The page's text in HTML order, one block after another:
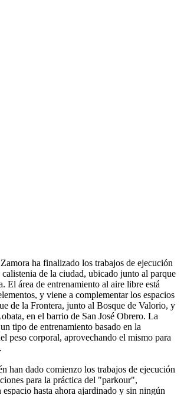
ha finalizado los trabajos de ejecución
de la ciudad, ubicado junto al parque
El área de entrenamiento al aire libre está
y viene a complementar los espacios
de la Frontera, junto al Bosque de Valorio, y
en el barrio de San José Obrero. La
tipo de entrenamiento basado en la
peso corporal, aprovechando el mismo para
han dado comienzo los trabajos de ejecución
para la práctica del "parkour",
espacio hasta ahora ajardinado y sin ningún